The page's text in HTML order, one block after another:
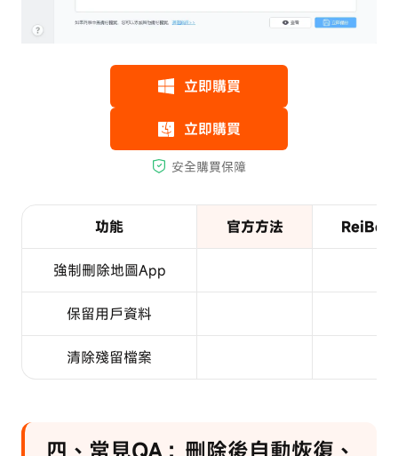
功能 官方方法 ReiBoot
強制刪除地圖App
保留用戶資料
清除殘留檔案